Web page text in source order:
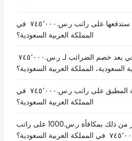
ما مقدار الضريبة التي ستدفعها على راتب ر.س.‏٧٤٥٬٠٠٠ ‏ في
المملكة العربية السعودية؟
السعودية، المملكة العربية السعودية؟
ما هو معدل الضريبة المطبق على راتب ر.س.‏٧٤٥٬٠٠٠ ‏ في
المملكة العربية السعودية؟
كم ستكسب أكثر من ذلك بمكافأة ر.س.1000 على راتب